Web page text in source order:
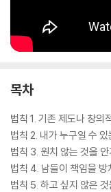
그러던 어느 날 그가 돌
부인의 말기 암 진단과
이 피폐해졌을 때 ‘거의’
지만 갑자기 인생을 덮친
금질하는 계기로 삼았고,
칙’의 완결판 『질서 너머
목차
법칙 1. 기존 제도나 창의
법칙 2. 내가 누구일 수
법칙 3. 원치 않는 것을
법칙 4. 남들이 책임을
법칙 5. 하고 싶지 않은